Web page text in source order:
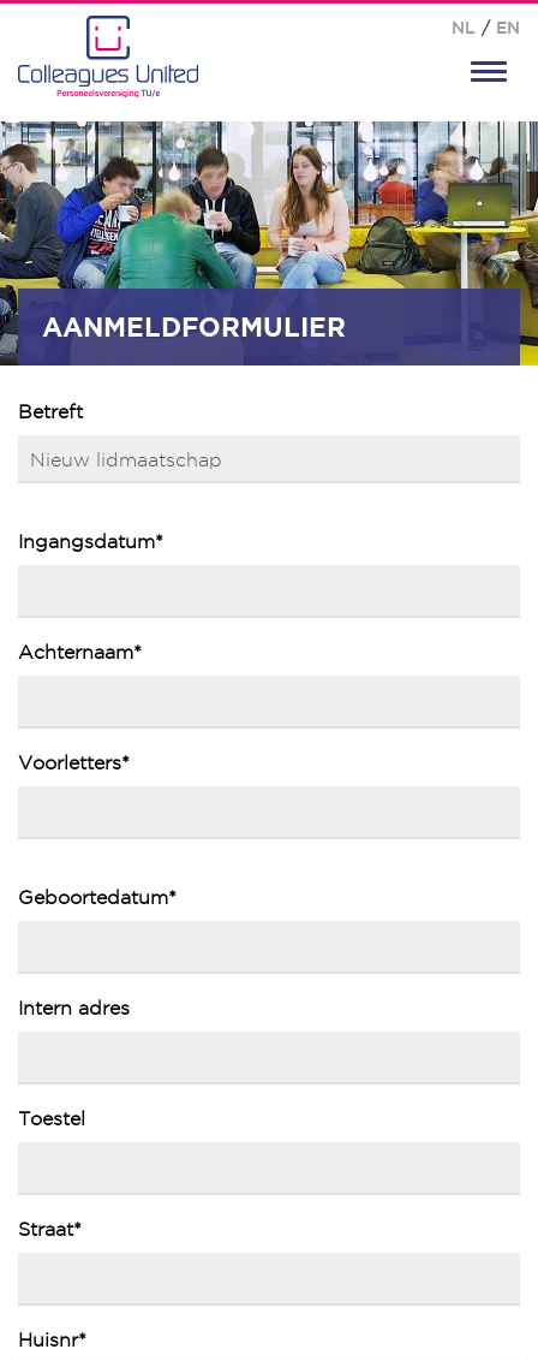
NL / EN
AANMELDFORMULIER
Betreft
Ingangsdatum*
Achternaam*
Voorletters*
Geboortedatum*
Intern adres
Toestel
Straat*
Huisnr*